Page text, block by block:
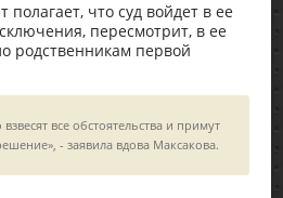
полагает, что суд войдет в ее
пересмотрит, в ее
родственникам первой
все обстоятельства и примут
- заявила вдова Максакова.